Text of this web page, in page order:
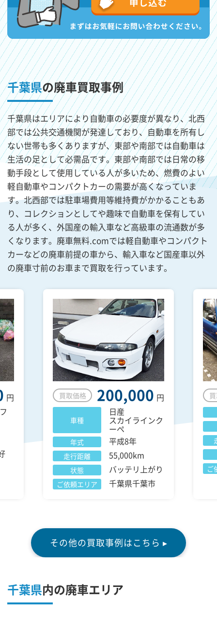
千葉県の廃車買取事例
千葉県はエリアにより自動車の必要度が異なり、北西
部では公共交通機関が発達しており、自動車を所有し
ない世帯も多くありますが、東部や南部では自動車は
生活の足として必需品です。東部や南部では日常の移
動手段として使用している人が多いため、燃費のよい
軽自動車やコンパクトカーの需要が高くなっていま
す。北西部では駐車場費用等維持費がかかることもあ
り、コレクションとしてや趣味で自動車を保有してい
る人が多く、外国産の輸入車など高級車の流通数が多
くなります。廃車無料.comでは軽自動車やコンパクト
カーなどの廃車前提の車から、輸入車など国産車以外
の廃車寸前のお車まで買取を行っています。
円
買取価格 200,000 円
車種
日産
スカイラインク
ーペ
年式 平成8年
走行距離 55,000km
状態 バッテリ上がり
ご依頼エリア 千葉県千葉市
ご
その他の買取事例はこちら ▸
千葉県内の廃車エリア